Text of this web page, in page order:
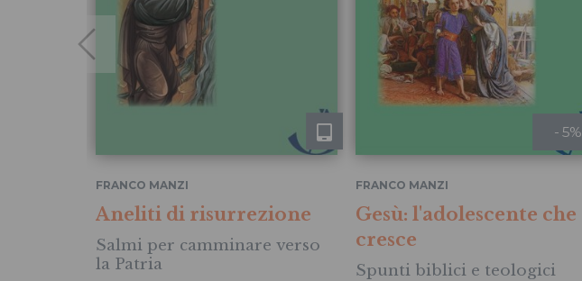
FRANCO MANZI
Aneliti di risurrezione
Salmi per camminare verso
la Patria
- 5%
FRANCO MANZI
Gesù: l'adolescente che
cresce
Spunti biblici e teologici